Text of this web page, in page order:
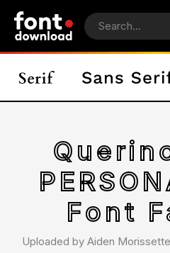
Font
Uploaded by Aiden